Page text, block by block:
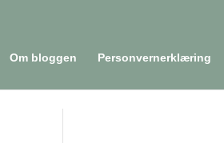
Om bloggen Personvernerklæring